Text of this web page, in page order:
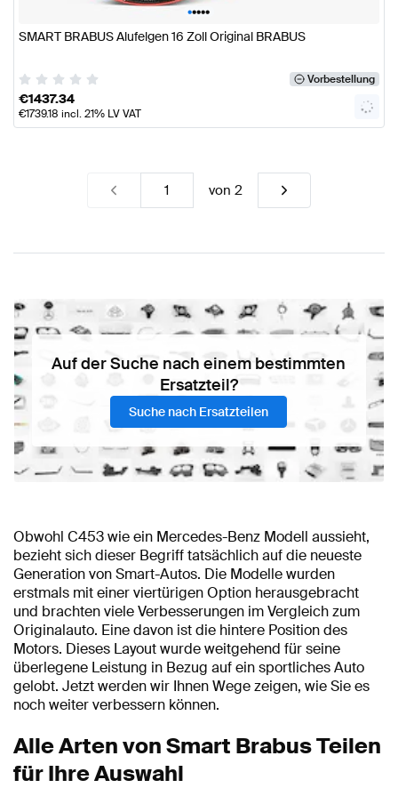
•••••
SMART BRABUS Alufelgen 16 Zoll Original BRABUS
Vorbestellung
€1437.34
€1739.18 incl. 21% LV VAT
von 2
Auf der Suche nach einem bestimmten
Ersatzteil?
Suche nach Ersatzteilen
Obwohl C453 wie ein Mercedes-Benz Modell aussieht,
bezieht sich dieser Begriff tatsächlich auf die neueste
Generation von Smart-Autos. Die Modelle wurden
erstmals mit einer viertürigen Option herausgebracht
und brachten viele Verbesserungen im Vergleich zum
Originalauto. Eine davon ist die hintere Position des
Motors. Dieses Layout wurde weitgehend für seine
überlegene Leistung in Bezug auf ein sportliches Auto
gelobt. Jetzt werden wir Ihnen Wege zeigen, wie Sie es
noch weiter verbessern können.
Alle Arten von Smart Brabus Teilen
für Ihre Auswahl